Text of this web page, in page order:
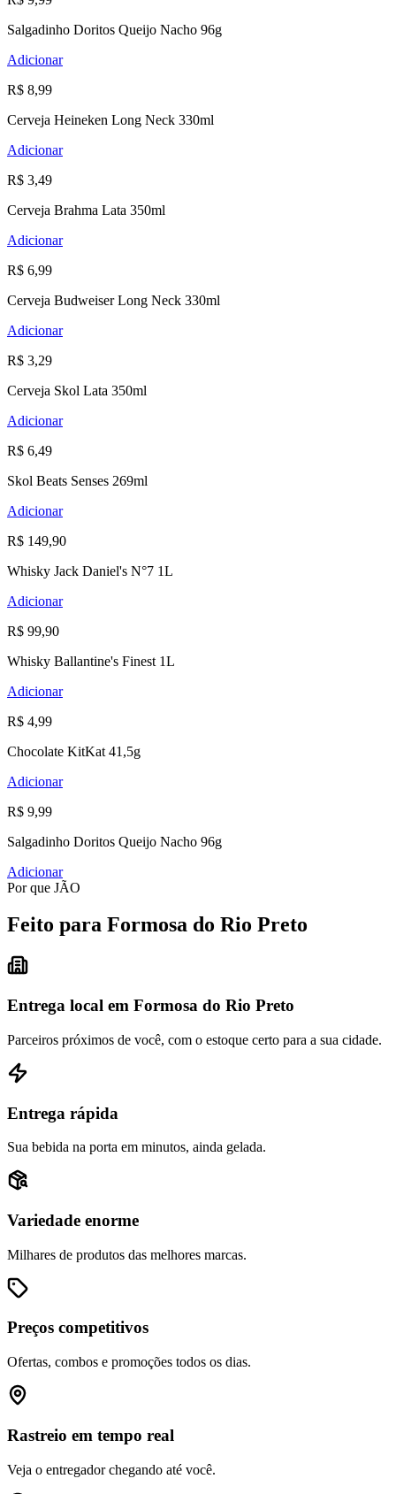
Salgadinho Doritos Queijo Nacho 96g
Adicionar
R$ 8,99
Cerveja Heineken Long Neck 330ml
Adicionar
R$ 3,49
Cerveja Brahma Lata 350ml
Adicionar
R$ 6,99
Cerveja Budweiser Long Neck 330ml
Adicionar
R$ 3,29
Cerveja Skol Lata 350ml
Adicionar
R$ 6,49
Skol Beats Senses 269ml
Adicionar
R$ 149,90
Whisky Jack Daniel's N°7 1L
Adicionar
R$ 99,90
Whisky Ballantine's Finest 1L
Adicionar
R$ 4,99
Chocolate KitKat 41,5g
Adicionar
R$ 9,99
Salgadinho Doritos Queijo Nacho 96g
Adicionar
Por que JÃO
Feito para Formosa do Rio Preto
Entrega local em Formosa do Rio Preto
Parceiros próximos de você, com o estoque certo para a sua cidade.
Entrega rápida
Sua bebida na porta em minutos, ainda gelada.
Variedade enorme
Milhares de produtos das melhores marcas.
Preços competitivos
Ofertas, combos e promoções todos os dias.
Rastreio em tempo real
Veja o entregador chegando até você.